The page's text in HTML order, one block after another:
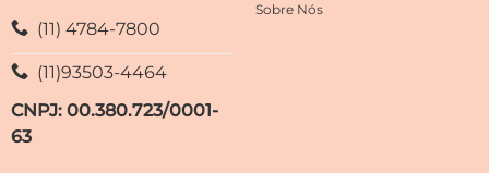
(11) 4784-7800
(11)93503-4464
CNPJ: 00.380.723/0001-
63
Sobre Nós